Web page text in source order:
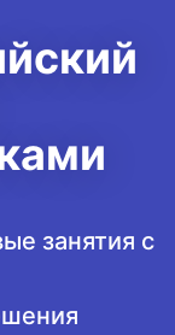
занятия с